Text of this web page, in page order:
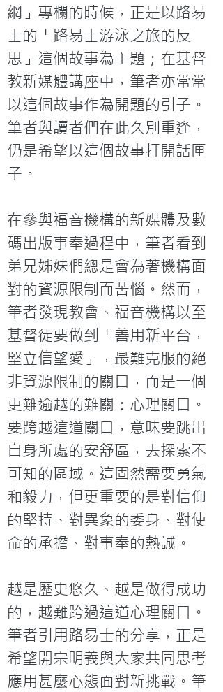
網」專欄的時候，正是以路易
士的「路易士游泳之旅的反
思」這個故事為主題；在基督
教新媒體講座中，筆者亦常常
以這個故事作為開題的引子。
筆者與讀者們在此久別重逢，
仍是希望以這個故事打開話匣
子。
在參與福音機構的新媒體及數
碼出版事奉過程中，筆者看到
弟兄姊妹們總是會為著機構面
對的資源限制而苦惱。然而，
筆者發現教會、福音機構以至
基督徒要做到「善用新平台，
堅立信望愛」，最難克服的絕
非資源限制的關口，而是一個
更難逾越的難關：心理關口。
要跨越這道關口，意味要跳出
自身所處的安舒區，去探索不
可知的區域。這固然需要勇氣
和毅力，但更重要的是對信仰
的堅持、對異象的委身、對使
命的承擔、對事奉的熱誠。
越是歷史悠久、越是做得成功
的，越難跨過這道心理關口。
筆者引用路易士的分享，正是
希望開宗明義與大家共同思考
應用甚麼心態面對新挑戰。筆